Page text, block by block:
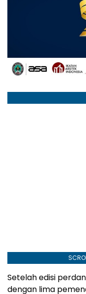
Setelah edisi
dengan lima